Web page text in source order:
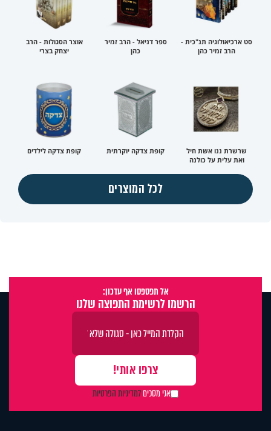
סט ארכיאולוגיה תנ"כית -
הרב זמיר כהן
ספר דניאל - הרב זמיר
כהן
אוצר הסגולות - הרב
יצחק בצרי
שרשרת ננו אשת חיל
ואת עלית על כולנה
קופת צדקה יוקרתית קופת צדקה לילדים
לכל המוצרים
אל תפספסו אף עדכון:
הרשמו לרשימת התפוצה שלנו
אני מסכיםלמדיניות הפרטיות